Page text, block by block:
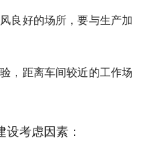
良好的场所，要与生产加
，距离车间较近的工作场
考虑因素：